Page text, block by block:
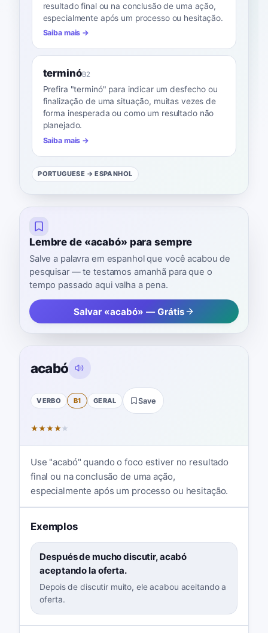
resultado final ou na conclusão de uma ação,
especialmente após um processo ou hesitação.
Saiba mais →
terminóB2
Prefira "terminó" para indicar um desfecho ou
finalização de uma situação, muitas vezes de
forma inesperada ou como um resultado não
planejado.
Saiba mais →
PORTUGUESE → ESPANHOL
Lembre de «acabó» para sempre
Salve a palavra em espanhol que você acabou de
pesquisar — te testamos amanhã para que o
tempo passado aqui valha a pena.
Salvar «acabó» — Grátis
acabó
VERBO B1 GERAL Save
★★★★★
Use "acabó" quando o foco estiver no resultado
final ou na conclusão de uma ação,
especialmente após um processo ou hesitação.
Exemplos
Después de mucho discutir, acabó
aceptando la oferta.
Depois de discutir muito, ele acabou aceitando a
oferta.